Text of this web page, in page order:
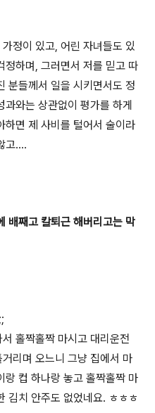
정이 있고, 어린 자녀들도 있
정하며, 그러면서 저를 믿고 따
분들께서 일을 시키면서도 정
와는 상관없이 평가를 하게
하면 제 사비를 털어서 술이라
고....
배째고 칼퇴근 해버리고는 막
홀짝홀짝 마시고 대리운전
리며 오느니 그냥 집에서 마
랑 컵 하나랑 놓고 홀짝홀짝 마
김치 안주도 없었네요. ㅎㅎㅎ